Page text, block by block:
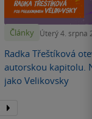
Články Úterý 4. srpna
Radka Třeštíková
autorskou kapitolu.
jako Velikovsky